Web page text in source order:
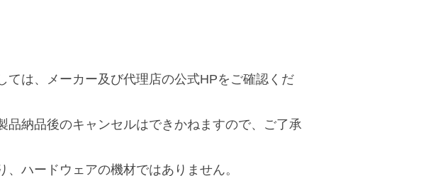
は、メーカー及び代理店の公式HPをご確認くだ
納品後のキャンセルはできかねますので、ご了承
ハードウェアの機材ではありません。